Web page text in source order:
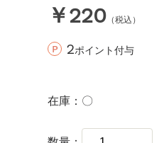
￥220 （税込）
2ポイント付与
在庫 〇